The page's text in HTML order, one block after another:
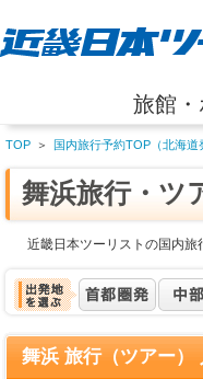
旅館
TOP ＞ 国内旅行予約TOP（北海道
舞浜旅行・ツ
近畿日本ツーリストの国内
舞浜 旅行（ツアー）